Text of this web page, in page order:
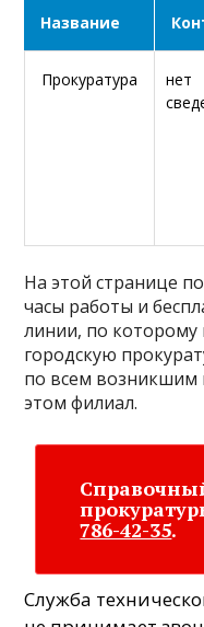
Название
Прокуратура
нет
На этой странице
часы работы и
линии, по
городскую
по всем возникшим
этом филиал.
786-42-35.
Служба